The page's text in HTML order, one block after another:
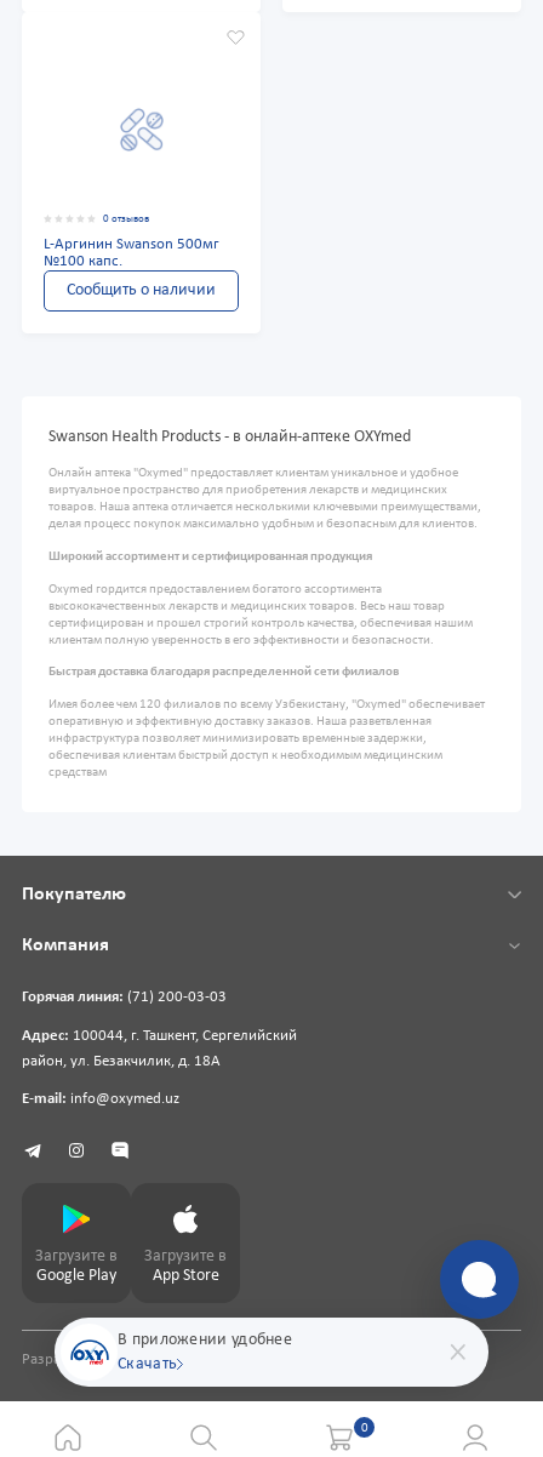
0 отзывов
L-Аргинин Swanson 500мг
№100 капс.
Сообщить о наличии
Swanson Health Products - в онлайн-аптеке OXYmed
Онлайн аптека "Oxymed" предоставляет клиентам уникальное и удобное
виртуальное пространство для приобретения лекарств и медицинских
товаров. Наша аптека отличается несколькими ключевыми преимуществами,
делая процесс покупок максимально удобным и безопасным для клиентов.
Широкий ассортимент и сертифицированная продукция
Oxymed гордится предоставлением богатого ассортимента
высококачественных лекарств и медицинских товаров. Весь наш товар
сертифицирован и прошел строгий контроль качества, обеспечивая нашим
клиентам полную уверенность в его эффективности и безопасности.
Быстрая доставка благодаря распределенной сети филиалов
Имея более чем 120 филиалов по всему Узбекистану, "Oxymed" обеспечивает
оперативную и эффективную доставку заказов. Наша разветвленная
инфраструктура позволяет минимизировать временные задержки,
обеспечивая клиентам быстрый доступ к необходимым медицинским
средствам
В приложении удобнее
Скачать
Горячая линия: (71) 200-03-03
Адрес: 100044, г. Ташкент, Сергелийский
район, ул. Безакчилик, д. 18А
E-mail: info@oxymed.uz
Покупателю
Компания
Загрузите в
Google Play
Загрузите в
App Store
Разработка сайтаpharmit.uz
0